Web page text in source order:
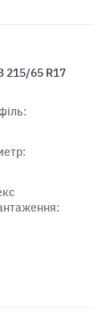
215/65 R17